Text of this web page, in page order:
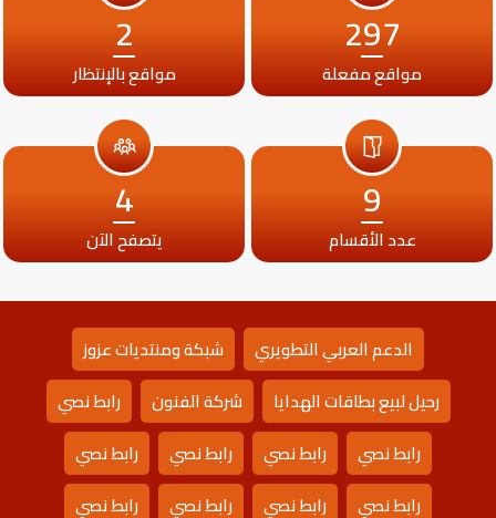
297
مواقع مفعلة
2
مواقع بالإنتظار
9
عدد الأقسام
4
يتصفح الآن
الدعم العربي التطويري
شبكة ومنتديات عزوز
رحيل لبيع بطاقات الهدايا
شركة الفنون
رابط نصي
رابط نصي
رابط نصي رابط نصي
رابط نصي
رابط نصي
رابط نصي رابط نصي رابط نصي